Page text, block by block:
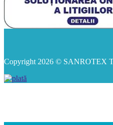
Copyright 2026 © SANROTEX